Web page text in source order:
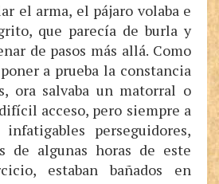
el arma, el pájaro volaba e
que parecía de burla y
de pasos más allá. Como
a prueba la constancia
ora salvaba un matorral o
acceso, pero siempre a
perseguidores,
de algunas horas de este
estaban bañados en